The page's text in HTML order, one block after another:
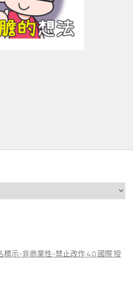
標示-非商業性-禁止改作 4.0 國際 授